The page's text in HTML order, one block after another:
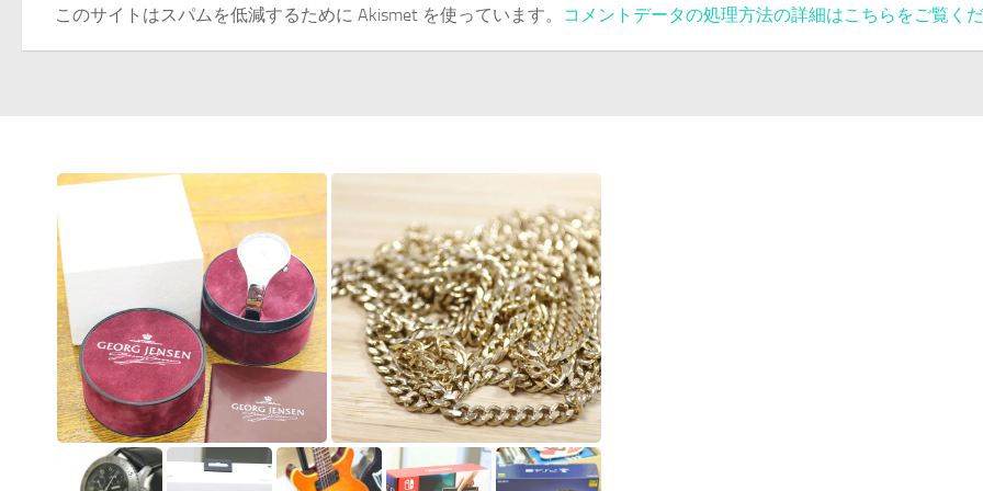
このサイトはスパムを低減するために Akismet を使っています。 コメントデータの処理方法の詳細はこちらをご覧く